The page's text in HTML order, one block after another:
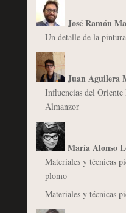
José Ramón
Un detalle de la
Juan Aguilera
Influencias del
Almanzor
María Alonso
Materiales y técnicas
plomo
Materiales y técnicas